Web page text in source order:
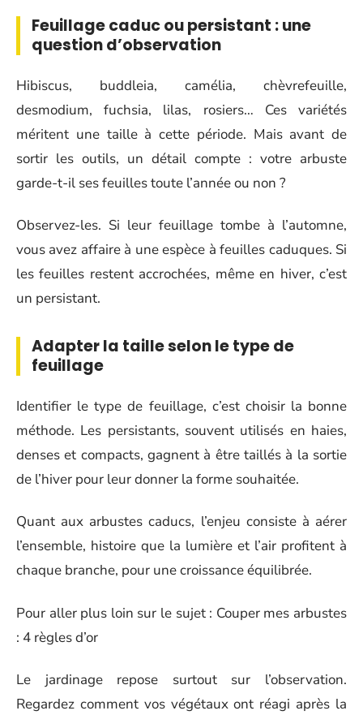
Feuillage caduc ou persistant : une
question d’observation
Hibiscus, buddleia, camélia, chèvrefeuille,
desmodium, fuchsia, lilas, rosiers… Ces variétés
méritent une taille à cette période. Mais avant de
sortir les outils, un détail compte : votre arbuste
garde-t-il ses feuilles toute l’année ou non ?
Observez-les. Si leur feuillage tombe à l’automne,
vous avez affaire à une espèce à feuilles caduques. Si
les feuilles restent accrochées, même en hiver, c’est
un persistant.
Adapter la taille selon le type de
feuillage
Identifier le type de feuillage, c’est choisir la bonne
méthode. Les persistants, souvent utilisés en haies,
denses et compacts, gagnent à être taillés à la sortie
de l’hiver pour leur donner la forme souhaitée.
Quant aux arbustes caducs, l’enjeu consiste à aérer
l’ensemble, histoire que la lumière et l’air profitent à
chaque branche, pour une croissance équilibrée.
Pour aller plus loin sur le sujet : Couper mes arbustes
: 4 règles d’or
Le jardinage repose surtout sur l’observation.
Regardez comment vos végétaux ont réagi après la